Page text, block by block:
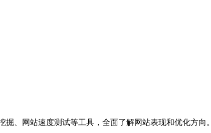
、网站速度测试等工具，全面了解网站表现和优化方向。